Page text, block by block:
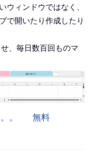
ウィンドウではなく、
で開いたり作成したり
、毎日数百回ものマ
。
無料